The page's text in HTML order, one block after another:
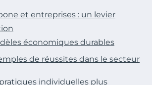
et entreprises : un levier
économiques durables
de réussites dans le secteur
individuelles plus